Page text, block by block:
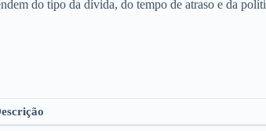
do tipo da dívida, do tempo de atraso e da